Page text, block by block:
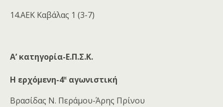
14.ΑΕK Καβάλας 1 (3-7)
Α’ κατηγορία-Ε.Π.Σ.Κ.
Η ερχόμενη-4η αγωνιστική
Βρασίδας Ν. Περάμου-Άρης Πρίνου